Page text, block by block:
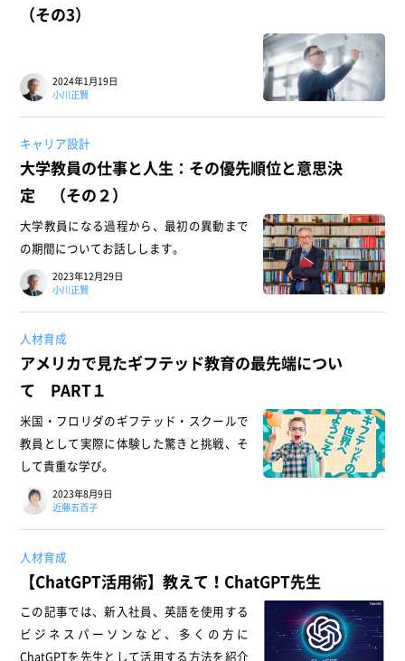
（その3）
2024年1月19日
小川正賢
キャリア設計
大学教員の仕事と人生：その優先順位と意思決
定 （その２）
大学教員になる過程から、最初の異動まで
の期間についてお話しします。
2023年12月29日
小川正賢
人材育成
アメリカで見たギフテッド教育の最先端につい
て PART１
米国・フロリダのギフテッド・スクールで
教員として実際に体験した驚きと挑戦、そ
して貴重な学び。
2023年8月9日
近藤五百子
人材育成
【ChatGPT活用術】教えて！ChatGPT先生
この記事では、新入社員、英語を使用する
ビジネスパーソンなど、多くの方に
ChatGPTを先生として活用する方法を紹介